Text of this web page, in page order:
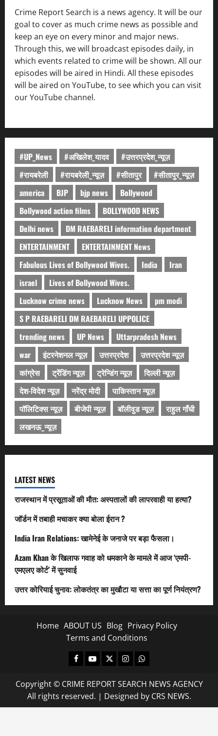
Crime Report Search is a news agency. It will be our
goal to cover as much crime news as possible and
keep an eye on every minor and major news.
Through this, we will broadcast episodes daily, in
which events related to crime will be shown. All our
episodes will be aired in Hindi. All these episodes
will be aired on YouTube, to see which you can visit
our YouTube channel.
#UP_News #अखिलेश_यादव
#उत्तरप्रदेश_न्यूज़
#रायबरेली
#रायबरेली_न्यूज़ #सीतापुर
#सीतापुर_न्यूज़
america
BJP bjp news
Bollywood
Bollywood action films
BOLLYWOOD NEWS
Delhi news
DM RAEBARELI information department
ENTERTAINMENT
ENTERTAINMENT News
Fabulous Lives of Bollywood Wives.
India
Iran
israel
Lives of Bollywood Wives.
Lucknow crime news
Lucknow News
pm modi
S P RAEBARELI DM RAEBARELI UPPOLICE
trending news
UP News
Uttarpradesh News
war
इंटरनेशनल न्यूज़ उत्तरप्रदेश
उत्तरप्रदेश न्यूज़
कांग्रेस
ट्रेंडिंग न्यूज़ ट्रेन्डिंग न्यूज़
दिल्ली न्यूज़
देश-विदेश न्यूज़
नरेंद्र मोदी
पाकिस्तान न्यूज़
पॉलिटिक्स न्यूज़
बीजेपी न्यूज़ बॉलीवुड न्यूज़
राहुल गाँधी
लखनऊ_न्यूज़
LATEST NEWS
राजस्थान में प्रसूताओं की मौत: अस्पतालों की लापरवाही या हत्या?
जॉर्डन में तबाही मचाकर क्या बोला ईरान ?
India Iran Relations: खामेनेई के जनाजे पर बड़ा फैसला।
Azam Khan के खिलाफ गवाह को धमकाने के मामले में आज ‘एमपी-
एमएलए कोर्ट’ में सुनवाई
उत्तर कोरियाई चुनाव: लोकतंत्र का मुखौटा या सत्ता का पूर्ण नियंत्रण?
Home ABOUT US Blog Privacy Policy
Terms and Conditions
Facebook
Youtube
X InstagramWhatsapp
Copyright © CRIME REPORT SEARCH NEWS AGENCY
All rights reserved. | Designed by CRS NEWS.